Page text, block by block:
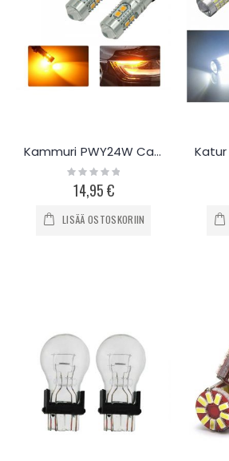
Kammuri PWY24W Canbus LED-polttimo, 2kpl
Rating:
0%
14,95 €
LISÄÄ OSTOSKORIIN